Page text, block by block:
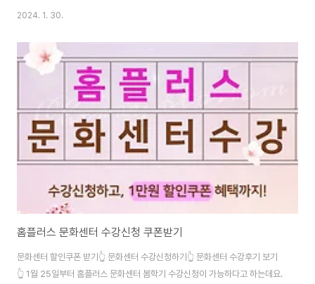
데요. 여기 저기 헤매서 시간낭비 하지마시고, 한번에 축구 중계를 한방에 보실
도 있으니, 아시안컵 한국 16강 축구 경기를 무료로 바로 보고싶은 분들은 바로
위의 버튼 확인하셔서 경기가 끝나기전에 서둘러 시청하시길 바랍니다.
2024. 1. 30.
홈플러스 문화센터 수강신청 쿠폰받기
문화센터 할인쿠폰 받기👆 문화센터 수강신청하기👆 문화센터 수강후기 보기
👆 1월 25일부터 홈플러스 문화센터 봄학기 수강신청이 가능하다고 하는데요.